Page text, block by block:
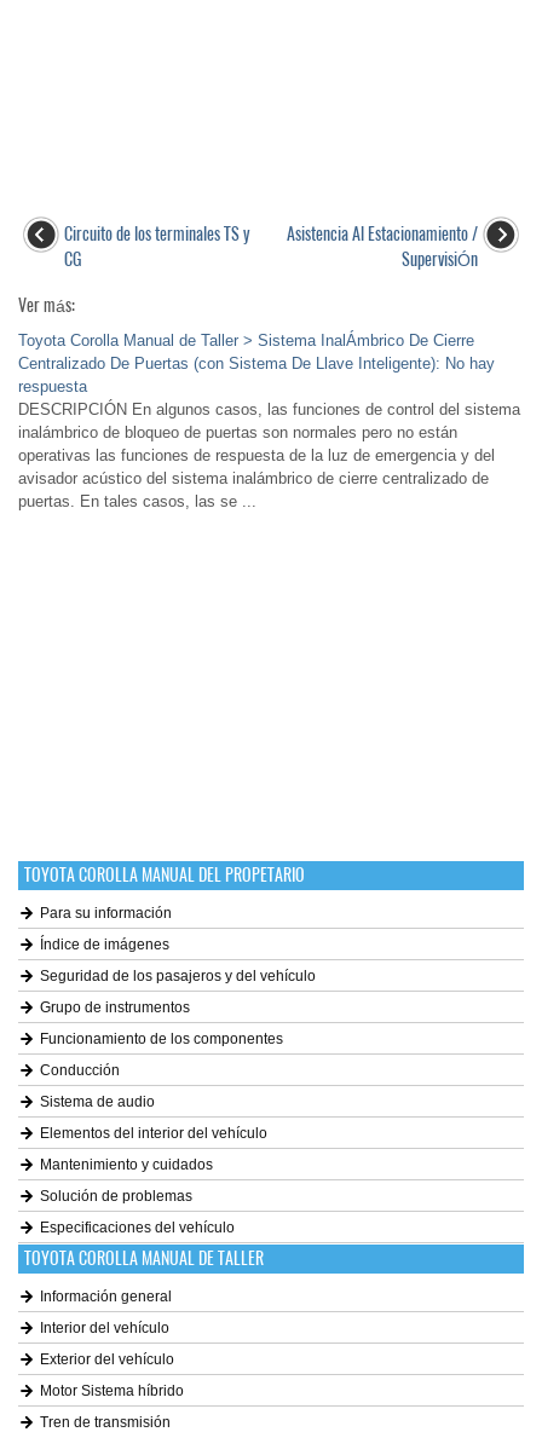
Circuito de los terminales TS y
CG
Asistencia Al Estacionamiento /
SupervisiÓn
Ver más:
Toyota Corolla Manual de Taller > Sistema InalÁmbrico De Cierre
Centralizado De Puertas (con Sistema De Llave Inteligente): No hay
respuesta
DESCRIPCIÓN En algunos casos, las funciones de control del sistema
inalámbrico de bloqueo de puertas son normales pero no están
operativas las funciones de respuesta de la luz de emergencia y del
avisador acústico del sistema inalámbrico de cierre centralizado de
puertas. En tales casos, las se ...
TOYOTA COROLLA MANUAL DEL PROPETARIO
Para su información
Índice de imágenes
Seguridad de los pasajeros y del vehículo
Grupo de instrumentos
Funcionamiento de los componentes
Conducción
Sistema de audio
Elementos del interior del vehículo
Mantenimiento y cuidados
Solución de problemas
Especificaciones del vehículo
TOYOTA COROLLA MANUAL DE TALLER
Información general
Interior del vehículo
Exterior del vehículo
Motor Sistema híbrido
Tren de transmisión